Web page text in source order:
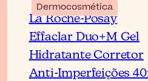
As Tiras
Realmente
Pontos
Dermocosmética
La Roche-Posay
Effaclar Duo+M Gel
Hidratante Corretor
Anti-Imperfeições